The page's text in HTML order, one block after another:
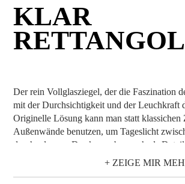
KLAR
Der rein Vollglasziegel, der die Faszination
mit der Durchsichtigkeit und der Leuchkraft
Originelle Lösung kann man statt
Außenwände benutzen, um Tageslicht
durchzulassen. Das kann aber auch als
Wand eingefügt, um Stil, Farbe und
Durch sein Standardmaß und die vielseitig
+ ZEIGE MIR